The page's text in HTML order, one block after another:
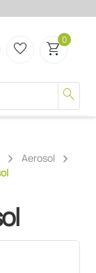
search
favorite_border shopping_cart0
Aerosol